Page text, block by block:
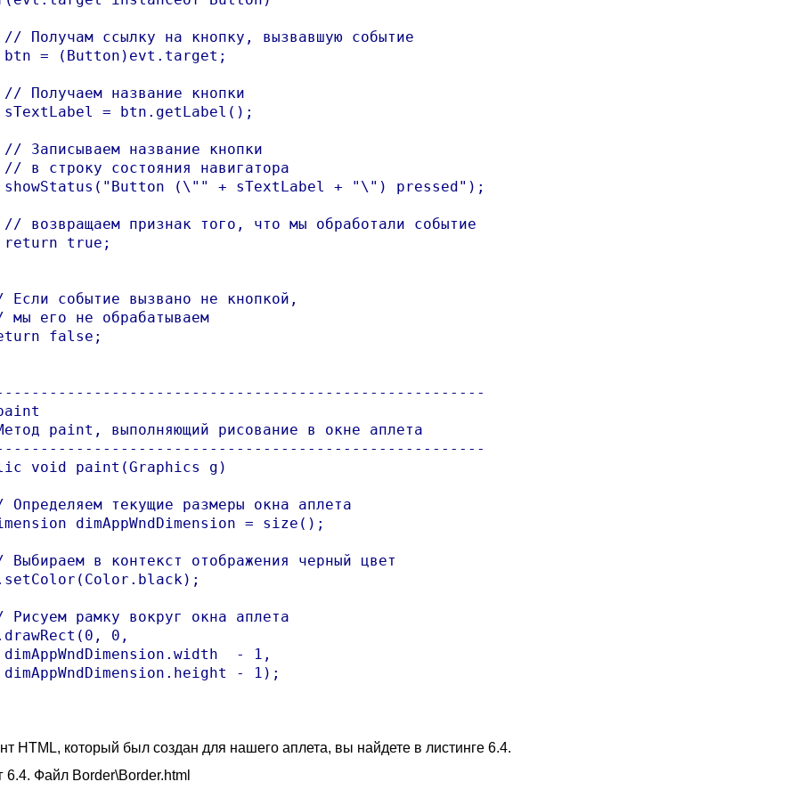
// Получам ссылку на кнопку, вызвавшую событие
= (Button)evt.target;
// Получаем название кнопки
sTextLabel = btn.getLabel();
// Записываем название кнопки
// в строку состояния навигатора
showStatus("Button (\"" + sTextLabel + "\") pressed");
// возвращаем признак того, что мы обработали событие
true;
Если событие вызвано не кнопкой,
мы его не обрабатываем
false;
paint, выполняющий рисование в окне аплета
void paint(Graphics g)
Определяем текущие размеры окна аплета
dimAppWndDimension = size();
Выбираем в контекст отображения черный цвет
Рисуем рамку вокруг окна аплета
0,
dimAppWndDimension.width  - 1,
dimAppWndDimension.height - 1);
HTML, который был создан для нашего аплета, вы найдете в листинге 6.4.
6.4. Файл Border\Border.html